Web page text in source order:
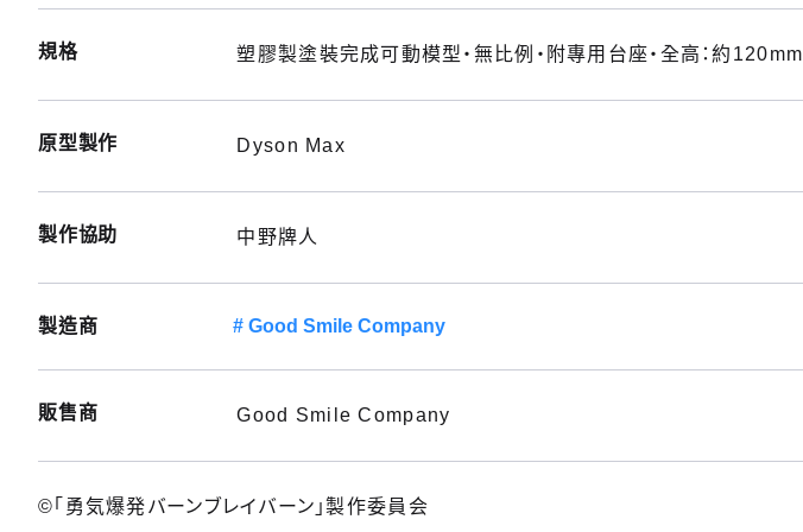
規格 塑膠製塗裝完成可動模型・無比例・附專用台座・全高：約120mm
原型製作 Dyson Max
製作協助 中野牌人
製造商 Good Smile Company
販售商 Good Smile Company
©「勇気爆発バーンブレイバーン」製作委員会